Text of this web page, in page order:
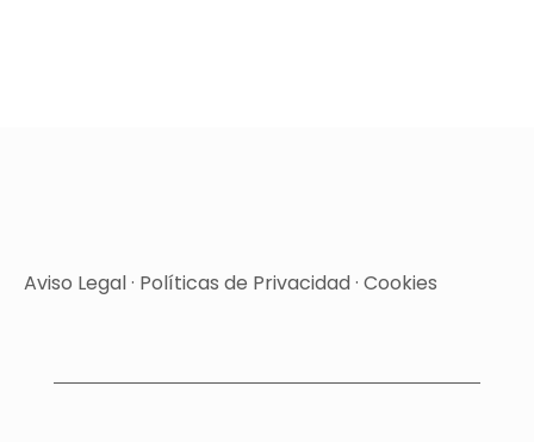
Aviso Legal· Políticas de Privacidad· Cookies